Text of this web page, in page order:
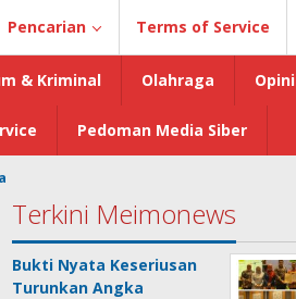
Pencarian Terms of Service
& Kriminal Olahraga Opini
Pedoman Media Siber
Terkini Meimonews
Bukti Nyata Keseriusan
Turunkan Angka